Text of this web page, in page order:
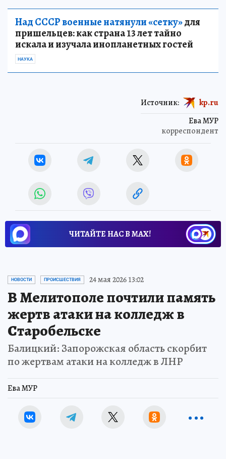
Над СССР военные натянули «сетку»для
пришельцев: как страна 13 лет тайно
искала и изучала инопланетных гостей
НАУКА
Ева МУР
корреспондент
Источник: kp.ru
ЧИТАЙТЕ НАС В МАХ!
НОВОСТИ ПРОИСШЕСТВИЯ 24 мая 2026 13:02
В Мелитополе почтили память
жертв атаки на колледж в
Старобельске
Балицкий: Запорожская область скорбит
по жертвам атаки на колледж в ЛНР
Ева МУР